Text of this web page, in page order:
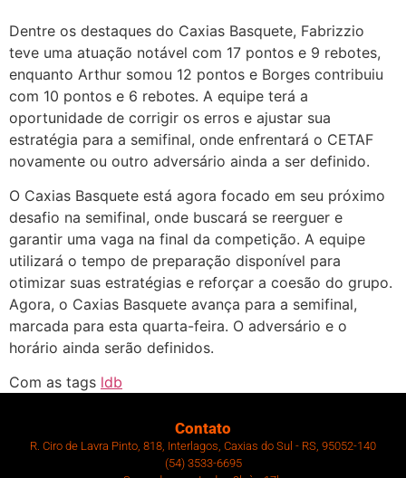
Dentre os destaques do Caxias Basquete, Fabrizzio
teve uma atuação notável com 17 pontos e 9 rebotes,
enquanto Arthur somou 12 pontos e Borges contribuiu
com 10 pontos e 6 rebotes. A equipe terá a
oportunidade de corrigir os erros e ajustar sua
estratégia para a semifinal, onde enfrentará o CETAF
novamente ou outro adversário ainda a ser definido.
O Caxias Basquete está agora focado em seu próximo
desafio na semifinal, onde buscará se reerguer e
garantir uma vaga na final da competição. A equipe
utilizará o tempo de preparação disponível para
otimizar suas estratégias e reforçar a coesão do grupo.
Agora, o Caxias Basquete avança para a semifinal,
marcada para esta quarta-feira. O adversário e o
horário ainda serão definidos.
Com as tags ldb
Contato
R. Ciro de Lavra Pinto, 818, Interlagos, Caxias do Sul - RS, 95052-140
(54) 3533-6695